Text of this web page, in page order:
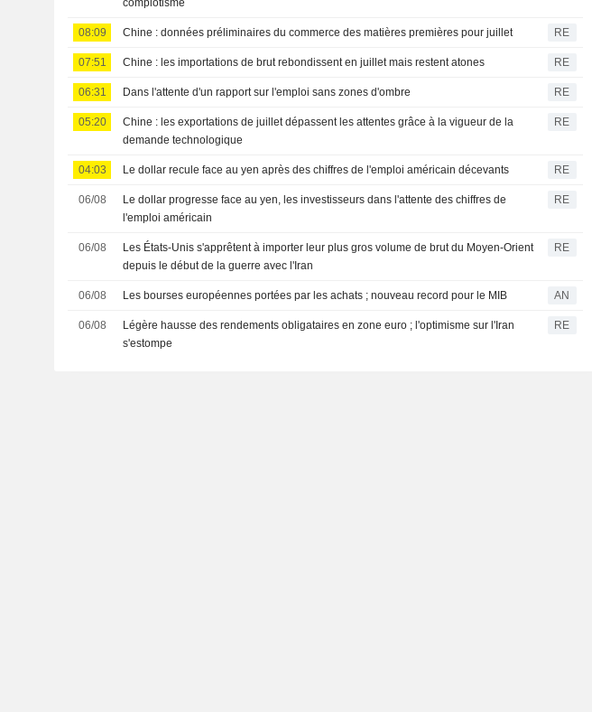
complotisme
08:09 Chine : données préliminaires du commerce des matières premières pour juillet RE
07:51 Chine : les importations de brut rebondissent en juillet mais restent atones RE
06:31 Dans l'attente d'un rapport sur l'emploi sans zones d'ombre RE
05:20
Chine : les exportations de juillet dépassent les attentes grâce à la vigueur de la
demande technologique
RE
04:03 Le dollar recule face au yen après des chiffres de l'emploi américain décevants RE
06/08
Le dollar progresse face au yen, les investisseurs dans l'attente des chiffres de
l'emploi américain
RE
06/08
Les États-Unis s'apprêtent à importer leur plus gros volume de brut du Moyen-Orient
depuis le début de la guerre avec l'Iran
RE
06/08 Les bourses européennes portées par les achats ; nouveau record pour le MIB AN
06/08
Légère hausse des rendements obligataires en zone euro ; l'optimisme sur l'Iran
s'estompe
RE